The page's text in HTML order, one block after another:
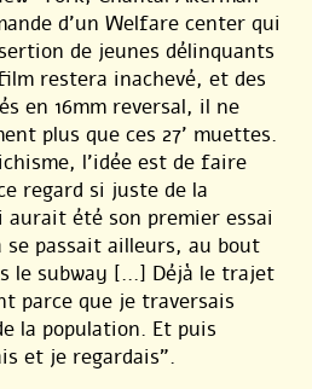
d’un Welfare center qui
de jeunes délinquants
restera inachevé, et des
en 16mm reversal, il ne
plus que ces 27’ muettes.
l’idée est de faire
regard si juste de la
aurait été son premier essai
se passait ailleurs, au bout
le subway [...] Déjà le trajet
parce que je traversais
la population. Et puis
et je regardais".